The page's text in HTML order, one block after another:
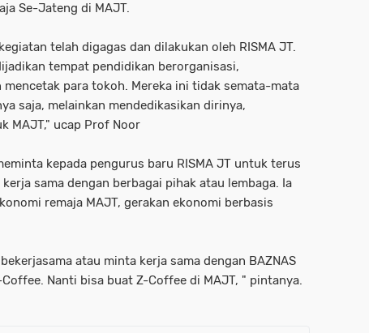
Se-Jateng di MAJT.
telah digagas dan dilakukan oleh RISMA JT.
tempat pendidikan berorganisasi,
mencetak para tokoh. Mereka ini tidak semata-mata
saja, melainkan mendedikasikan dirinya,
MAJT," ucap Prof Noor
kepada pengurus baru RISMA JT untuk terus
sama dengan berbagai pihak atau lembaga. Ia
remaja MAJT, gerakan ekonomi berbasis
atau minta kerja sama dengan BAZNAS
Nanti bisa buat Z-Coffee di MAJT, " pintanya.